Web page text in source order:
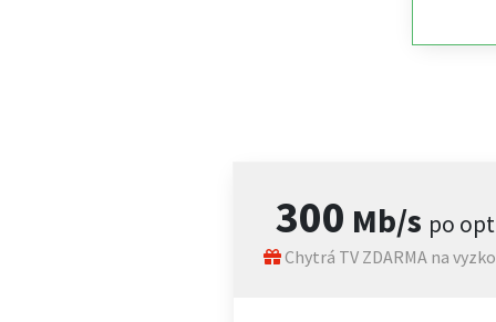
300 Mb/s po
Chytrá TV ZDARMA na